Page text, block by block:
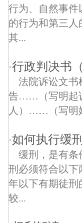
行为、自然事件
的行为和第三
其...
·行政判决书
法院诉讼
告……（写明起
人）……（写明
·如何执行缓
缓刑，是有条
刑必须符合以下
年以下有期徒刑
较...